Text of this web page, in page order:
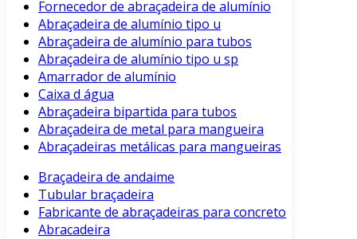
Fornecedor de abraçadeira de alumínio
Abraçadeira de alumínio tipo u
Abraçadeira de alumínio para tubos
Abraçadeira de alumínio tipo u sp
Amarrador de alumínio
Caixa d água
Abraçadeira bipartida para tubos
Abraçadeira de metal para mangueira
Abraçadeiras metálicas para mangueiras
Braçadeira de andaime
Tubular braçadeira
Fabricante de abraçadeiras para concreto
Abracadeira